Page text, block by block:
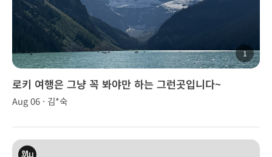
1
로키 여행은 그냥 꼭 봐야만 하는 그런곳입니다~
Aug 06 · 김*숙